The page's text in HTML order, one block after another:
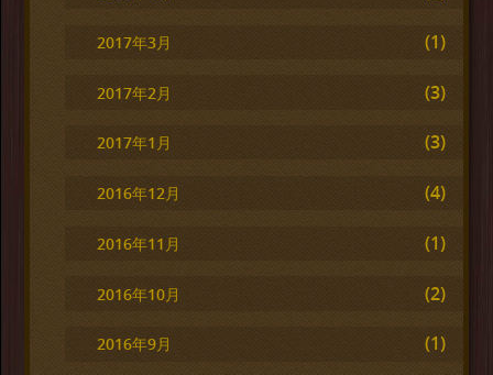
2017年3月 (1)
2017年2月 (3)
2017年1月 (3)
2016年12月 (4)
2016年11月 (1)
2016年10月 (2)
2016年9月 (1)